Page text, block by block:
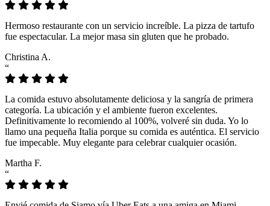
Hermoso restaurante con un servicio increíble. La pizza de tartufo
fue espectacular. La mejor masa sin gluten que he probado.
Christina A.
“
La comida estuvo absolutamente deliciosa y la sangría de primera
categoría. La ubicación y el ambiente fueron excelentes.
Definitivamente lo recomiendo al 100%, volveré sin duda. Yo lo
llamo una pequeña Italia porque su comida es auténtica. El servicio
fue impecable. Muy elegante para celebrar cualquier ocasión.
Martha F.
“